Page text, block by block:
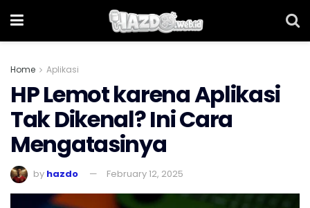
Home Aplikasi
HP Lemot karena Aplikasi
Tak Dikenal? Ini Cara
Mengatasinya
by hazdo February 12, 2025